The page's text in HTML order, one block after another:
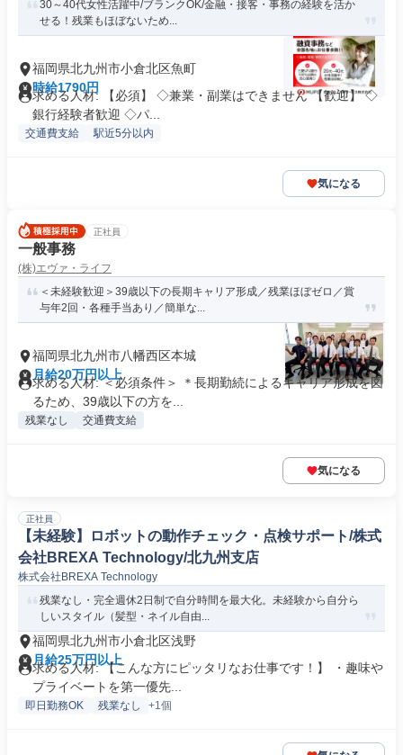
30～40代女性活躍中/ブランクOK/金融・接客・事務の経験を活か
せる！残業もほぼないため...
福岡県北九州市小倉北区魚町
時給1790円
求める人材: 【必須】 ◇兼業・副業はできません 【歓迎】 ◇
銀行経験者歓迎 ◇パ...
交通費支給 駅近5分以内
気になる
正社員
一般事務
(株)エヴァ・ライフ
＜未経験歓迎＞39歳以下の長期キャリア形成／残業ほぼゼロ／賞
与年2回・各種手当あり／簡単な...
福岡県北九州市八幡西区本城
月給20万円以上
求める人材: ＜必須条件＞ ＊長期勤続によるキャリア形成を図
るため、39歳以下の方を...
残業なし 交通費支給
気になる
正社員
【未経験】ロボットの動作チェック・点検サポート/株式
会社BREXA Technology/北九州支店
株式会社BREXA Technology
残業なし・完全週休2日制で自分時間を最大化。未経験から自分ら
しいスタイル（髪型・ネイル自由...
福岡県北九州市小倉北区浅野
月給25万円以上
求める人材: 【こんな方にピッタリなお仕事です！】 ・趣味や
プライベートを第一優先...
即日勤務OK 残業なし +1個